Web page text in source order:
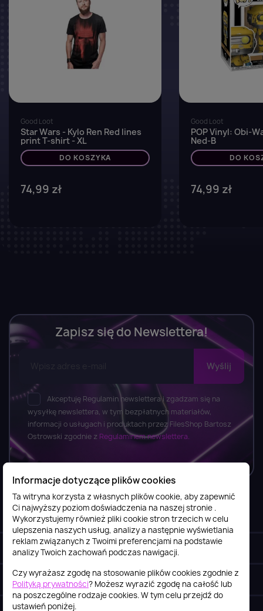
Good Loot
Star Wars - Kylo Ren Red lines
print T-shirt - XL
DO KOSZYKA
74,99 zł
Good Loot
POP Vinyl: Obi-
Ned-B
DO
74,99 zł
Zapisz się do Newslettera!
Akceptuję Regulamin newslettera i zgadzam się na
wysyłkę newslettera, w tym bezpłatnych materiałów,
informacji o usługach i produktach przez FilesShop Bartosz
Ostrowski zgodnie z Regulaminem newslettera.
Informacje
Obsługa klienta
Szybki kontakt keyboard_arrow_down
Informacje dotyczące plików cookies
Ta witryna korzysta z własnych plików cookie, aby zapewnić
Ci najwyższy poziom doświadczenia na naszej stronie .
Wykorzystujemy również pliki cookie stron trzecich w celu
ulepszenia naszych usług, analizy a następnie wyświetlania
reklam związanych z Twoimi preferencjami na podstawie
analizy Twoich zachowań podczas nawigacji.
Czy wyrażasz zgodę na stosowanie plików cookies zgodnie z
Polityką prywatności? Możesz wyrazić zgodę na całość lub
na poszczególne rodzaje cookies. W tym celu przejdź do
ustawień poniżej.